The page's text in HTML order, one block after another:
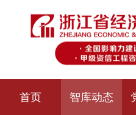
首页 智库动态